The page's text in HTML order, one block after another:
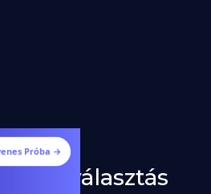
Próba →
jó választás